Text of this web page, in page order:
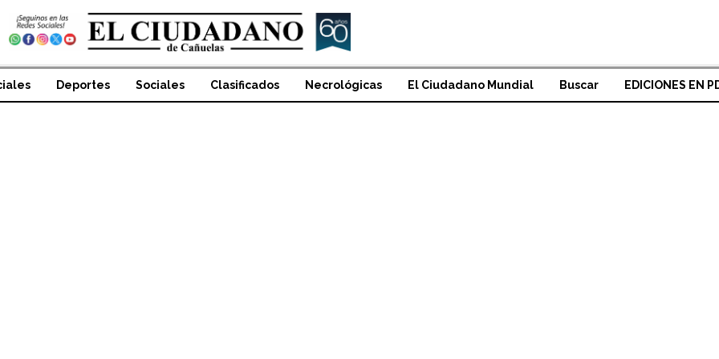
Deportes Sociales Clasificados Necrológicas El Ciudadano Mundial Buscar EDICIONES EN